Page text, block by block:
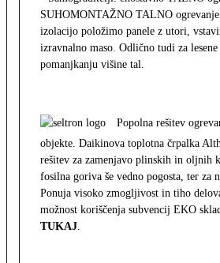
SUHOMONTAŽNO TALNO
izolacijo položimo panele z utori,
izravnalno maso. Odlično tudi za
pomanjkanju višine tal.
Popolna rešitev
objekte. Daikinova toplotna črpalka
rešitev za zamenjavo plinskih in oljnih
fosilna goriva še vedno pogosta, ter za
Ponuja visoko zmogljivost in tiho
možnost koriščenja subvencij EKO
TUKAJ